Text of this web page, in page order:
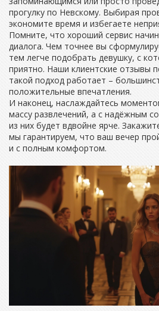
прогулку по Невскому. Выбирая
экономите время и избегаете
Помните, что хороший сервис
диалога. Чем точнее вы
тем легче подобрать девушку, с
приятно. Наши клиентские отзывы
такой подход работает –
положительные впечатления.
И наконец, наслаждайтесь
массу развлечений, а с надёжным
из них будет вдвойне ярче.
мы гарантируем, что ваш вечер
и с полным комфортом.